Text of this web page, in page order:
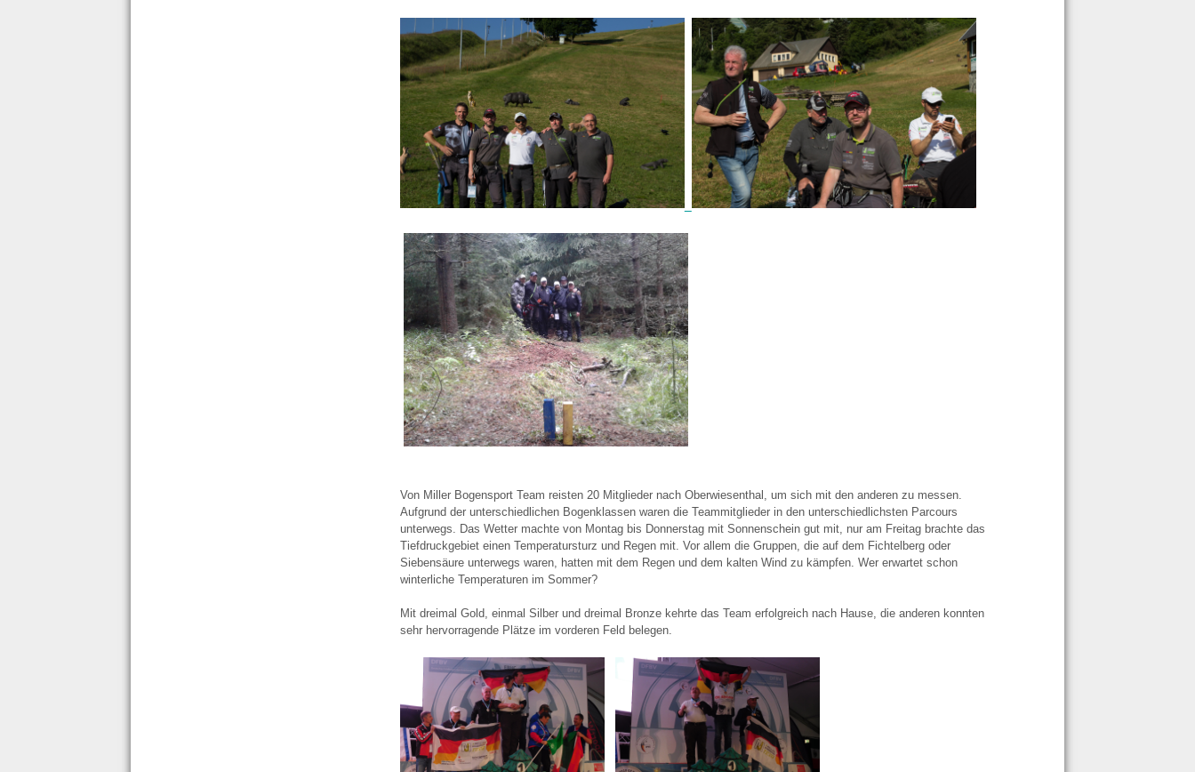
Von Miller Bogensport Team reisten 20 Mitglieder nach Oberwiesenthal, um sich mit den anderen zu messen.
Aufgrund der unterschiedlichen Bogenklassen waren die Teammitglieder in den unterschiedlichsten Parcours
unterwegs. Das Wetter machte von Montag bis Donnerstag mit Sonnenschein gut mit, nur am Freitag brachte das
Tiefdruckgebiet einen Temperatursturz und Regen mit. Vor allem die Gruppen, die auf dem Fichtelberg oder
Siebensäure unterwegs waren, hatten mit dem Regen und dem kalten Wind zu kämpfen. Wer erwartet schon
winterliche Temperaturen im Sommer?
Mit dreimal Gold, einmal Silber und dreimal Bronze kehrte das Team erfolgreich nach Hause, die anderen konnten
sehr hervorragende Plätze im vorderen Feld belegen.